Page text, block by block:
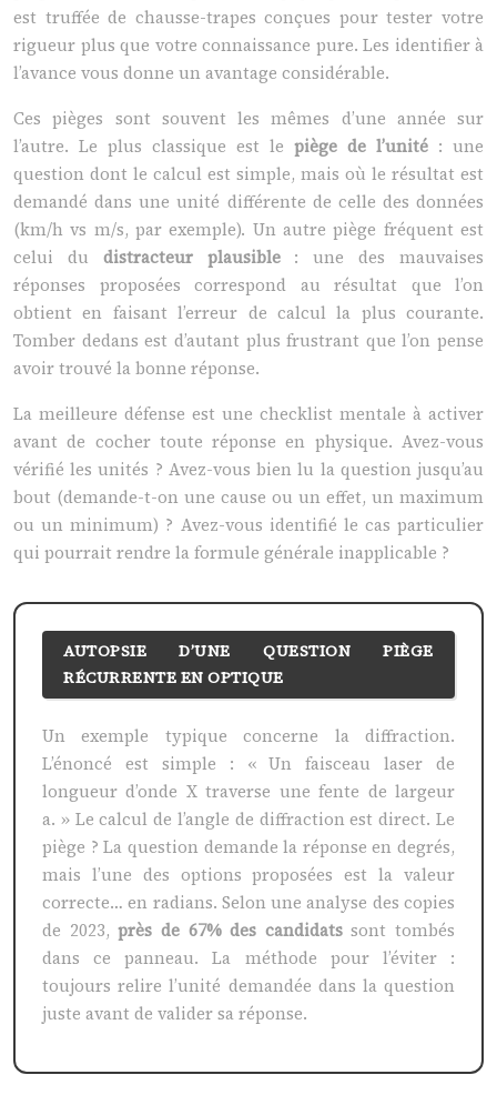
est truffée de chausse-trapes conçues pour tester votre
rigueur plus que votre connaissance pure. Les identifier à
l’avance vous donne un avantage considérable.
Ces pièges sont souvent les mêmes d’une année sur
l’autre. Le plus classique est le piège de l’unité : une
question dont le calcul est simple, mais où le résultat est
demandé dans une unité différente de celle des données
(km/h vs m/s, par exemple). Un autre piège fréquent est
celui du distracteur plausible: une des mauvaises
réponses proposées correspond au résultat que l’on
obtient en faisant l’erreur de calcul la plus courante.
Tomber dedans est d’autant plus frustrant que l’on pense
avoir trouvé la bonne réponse.
La meilleure défense est une checklist mentale à activer
avant de cocher toute réponse en physique. Avez-vous
vérifié les unités ? Avez-vous bien lu la question jusqu’au
bout (demande-t-on une cause ou un effet, un maximum
ou un minimum) ? Avez-vous identifié le cas particulier
qui pourrait rendre la formule générale inapplicable ?
AUTOPSIE D’UNE QUESTION PIÈGE
RÉCURRENTE EN OPTIQUE
Un exemple typique concerne la diffraction.
L’énoncé est simple : « Un faisceau laser de
longueur d’onde X traverse une fente de largeur
a. » Le calcul de l’angle de diffraction est direct. Le
piège ? La question demande la réponse en degrés,
mais l’une des options proposées est la valeur
correcte… en radians. Selon une analyse des copies
de 2023,près de 67% des candidatssont tombés
dans ce panneau. La méthode pour l’éviter :
toujours relire l’unité demandée dans la question
juste avant de valider sa réponse.